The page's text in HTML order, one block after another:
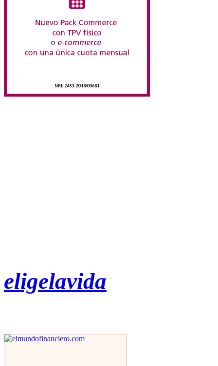
eligelavida